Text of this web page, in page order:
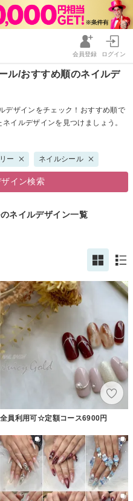
会員登録 ログイン
ル/おすすめ順のネイルデ
デザインをチェック！おすすめ順で
イルデザインを見つけましょう。
ー ネイルシール
イン検索
ネイルデザイン一覧
全員利用可☆定額コース6900円